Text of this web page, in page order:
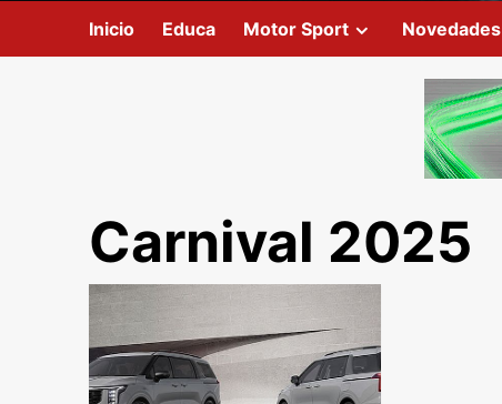
Inicio Educa Motor Sport Novedades
Carnival 2025